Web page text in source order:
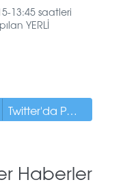
13:45 saatleri
YERLİ
Twitter'da Paylaş
Haberler